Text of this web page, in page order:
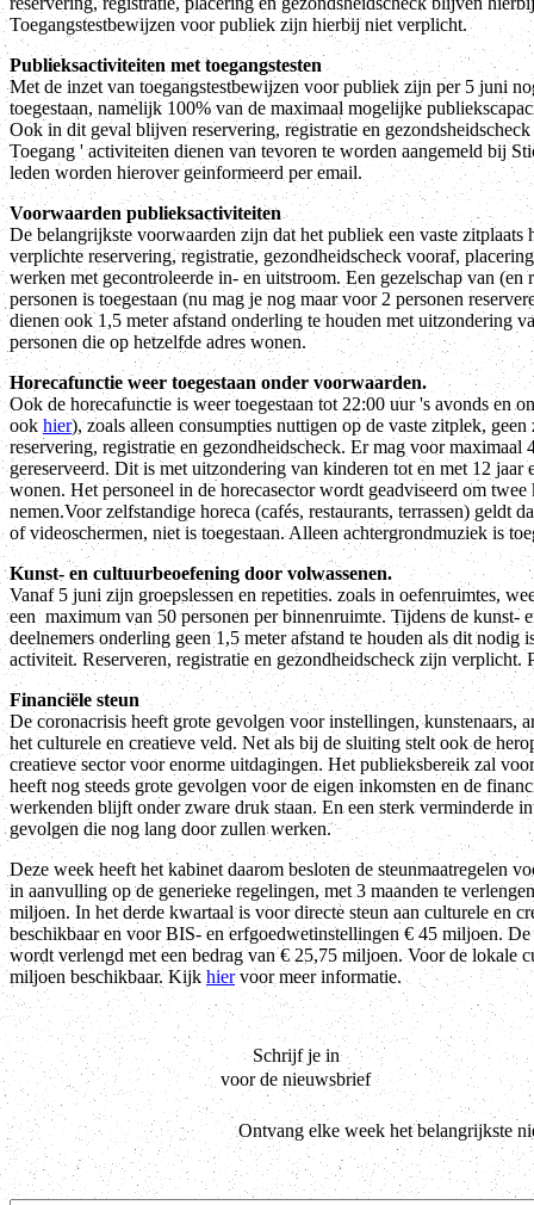
Toegangstestbewijzen voor publiek zijn hierbij niet verplicht.
Publieksactiviteiten met toegangstesten
Met de inzet van toegangstestbewijzen voor publiek zijn per 5 juni
toegestaan, namelijk 100% van de maximaal mogelijke
Ook in dit geval blijven reservering, registratie en
Toegang ' activiteiten dienen van tevoren te worden aangemeld bij
leden worden hierover geinformeerd per email.
Voorwaarden publieksactiviteiten
De belangrijkste voorwaarden zijn dat het publiek een vaste zitplaats
verplichte reservering, registratie, gezondheidscheck vooraf,
werken met gecontroleerde in- en uitstroom. Een gezelschap van (en
personen is toegestaan (nu mag je nog maar voor 2 personen
dienen ook 1,5 meter afstand onderling te houden met uitzondering
personen die op hetzelfde adres wonen.
Horecafunctie weer toegestaan onder voorwaarden.
Ook de horecafunctie is weer toegestaan tot 22:00 uur 's avonds en
ook hier), zoals alleen consumpties nuttigen op de vaste zitplek,
reservering, registratie en gezondheidscheck. Er mag voor maximaal
gereserveerd. Dit is met uitzondering van kinderen tot en met 12 jaar
wonen. Het personeel in de horecasector wordt geadviseerd om twee
nemen.Voor zelfstandige horeca (cafés, restaurants, terrassen) geldt
of videoschermen, niet is toegestaan. Alleen achtergrondmuziek is
Kunst- en cultuurbeoefening door volwassenen.
Vanaf 5 juni zijn groepslessen en repetities. zoals in oefenruimtes,
een maximum van 50 personen per binnenruimte. Tijdens de kunst-
deelnemers onderling geen 1,5 meter afstand te houden als dit nodig
activiteit. Reserveren, registratie en gezondheidscheck zijn verplicht.
Financiële steun
De coronacrisis heeft grote gevolgen voor instellingen, kunstenaars,
het culturele en creatieve veld. Net als bij de sluiting stelt ook de
creatieve sector voor enorme uitdagingen. Het publieksbereik zal
heeft nog steeds grote gevolgen voor de eigen inkomsten en de
werkenden blijft onder zware druk staan. En een sterk verminderde
gevolgen die nog lang door zullen werken.
Deze week heeft het kabinet daarom besloten de steunmaatregelen
in aanvulling op de generieke regelingen, met 3 maanden te
miljoen. In het derde kwartaal is voor directe steun aan culturele en
beschikbaar en voor BIS- en erfgoedwetinstellingen € 45 miljoen.
wordt verlengd met een bedrag van € 25,75 miljoen. Voor de lokale
miljoen beschikbaar. Kijk hiervoor meer informatie.
Schrijf je in
voor de nieuwsbrief
Ontvang elke week het belangrijkste